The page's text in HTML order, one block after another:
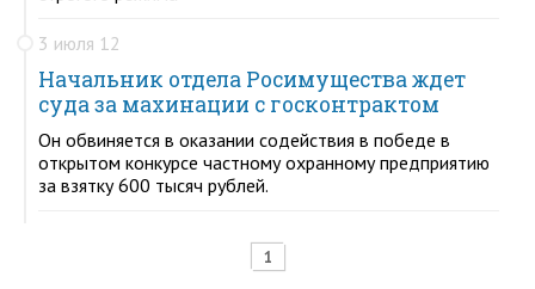
3 июля 12
Начальник отдела Росимущества ждет
суда за махинации с госконтрактом
Он обвиняется в оказании содействия в победе в
открытом конкурсе частному охранному предприятию
за взятку 600 тысяч рублей.
1